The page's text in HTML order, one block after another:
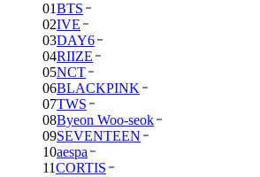
01BTS
02IVE
03DAY6
04RIIZE
05NCT
06BLACKPINK
07TWS
08Byeon Woo-seok
09SEVENTEEN
10aespa
11CORTIS